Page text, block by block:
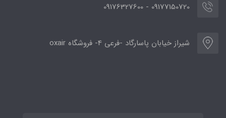
09177150720 - 09176327600
شیراز خیابان پاسارگاد -فرعی 4- فروشگاه oxair